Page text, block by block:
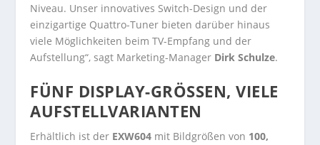
Niveau. Unser innovatives Switch-Design und der
einzigartige Quattro-Tuner bieten darüber hinaus
viele Möglichkeiten beim TV-Empfang und der
Aufstellung“, sagt Marketing-Manager Dirk Schulze.
FÜNF DISPLAY-GRÖSSEN, VIELE A
UFSTELLVARIANTEN
Erhältlich ist der EXW604 mit Bildgrößen von 100,